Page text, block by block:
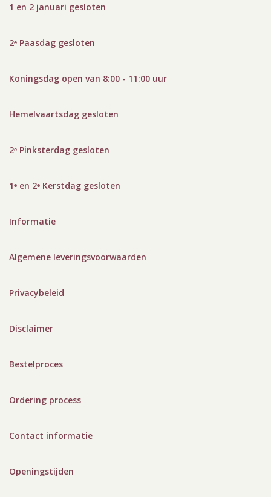
1 en 2 januari gesloten
2ᵉ Paasdag gesloten
Koningsdag open van 8:00 - 11:00 uur
Hemelvaartsdag gesloten
2ᵉ Pinksterdag gesloten
1ᵉ en 2ᵉ Kerstdag gesloten
Informatie
Algemene leveringsvoorwaarden
Privacybeleid
Disclaimer
Bestelproces
Ordering process
Contact informatie
Openingstijden